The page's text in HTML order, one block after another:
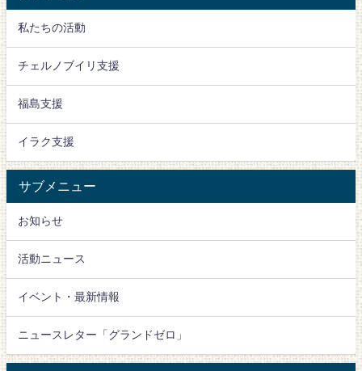
私たちの活動
チェルノブイリ支援
福島支援
イラク支援
サブメニュー
お知らせ
活動ニュース
イベント・最新情報
ニュースレター「グランドゼロ」